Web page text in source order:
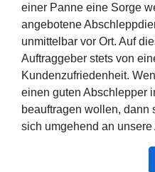
einer Panne eine Sorge
angebotene
unmittelbar vor Ort. Auf
Auftraggeber stets von
Kundenzufriedenheit.
einen guten Abschlepper
beauftragen wollen, dann
sich umgehend an